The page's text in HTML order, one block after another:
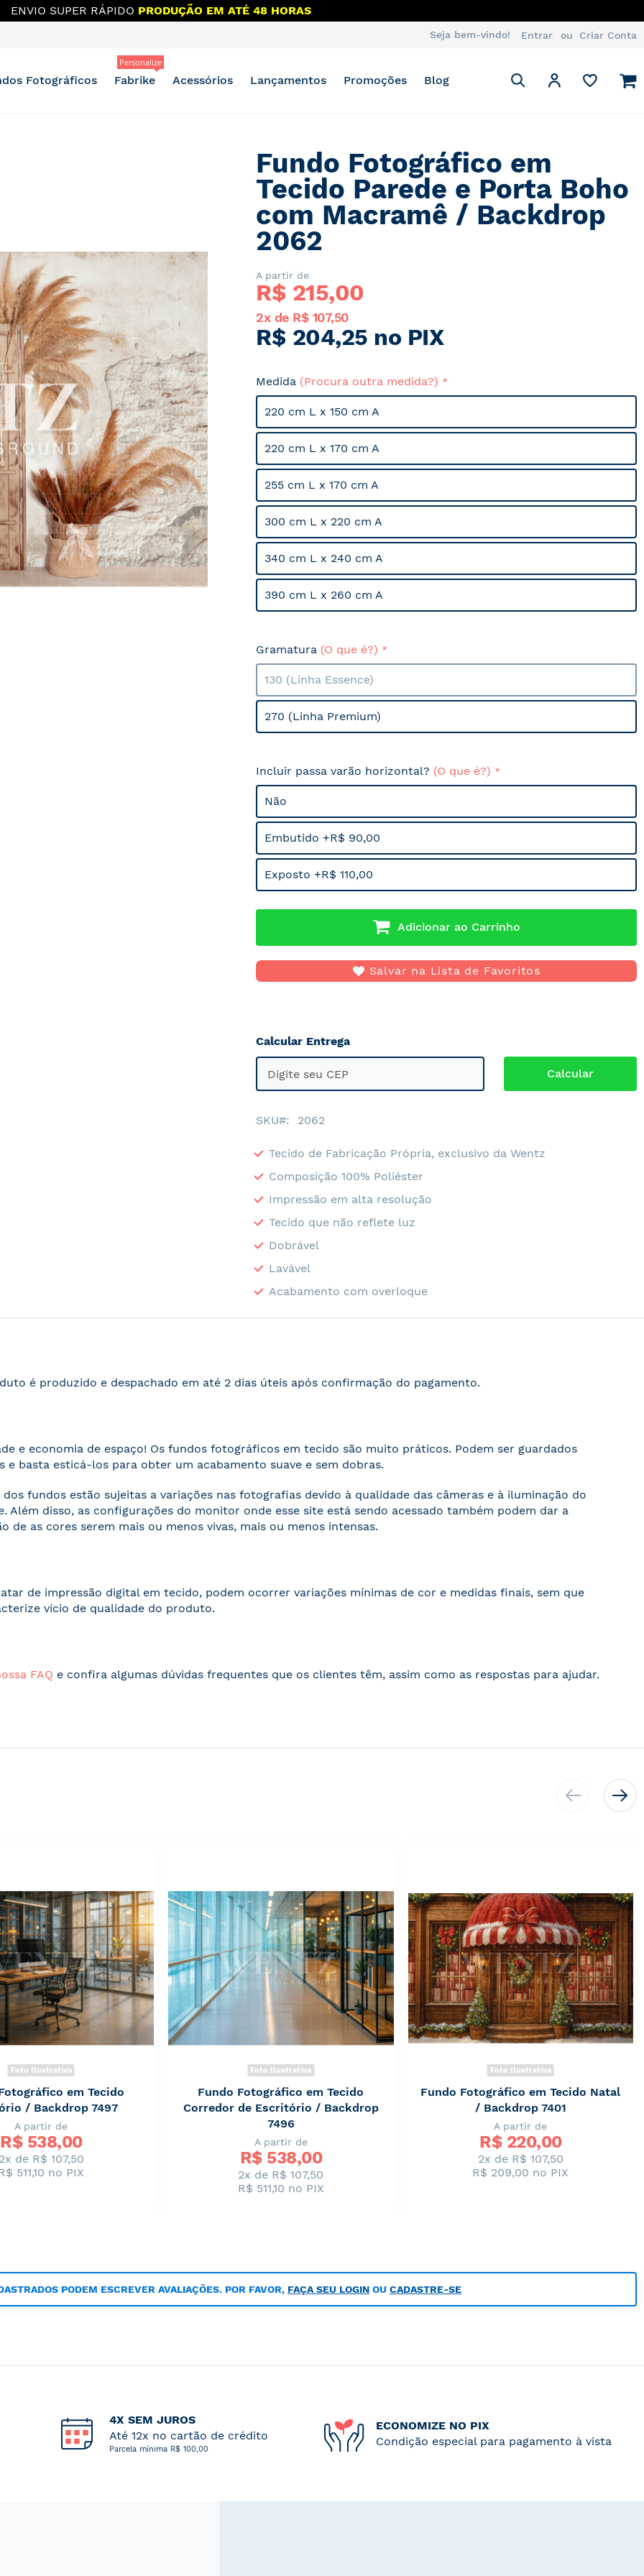
ENVIO SUPER RÁPIDO PRODUÇÃO EM ATÉ 48 HORAS
Seja bem-vindo! Entrar Criar Conta
Fotográficos Fabrike
Personalize
Acessórios Lançamentos Promoções Blog
Pesquisa
Pesquisa
Minha Conta
Fundo Fotográfico em
Tecido Parede e Porta Boho
com Macramê / Backdrop
2062
A partir de
R$ 215,00
2x de R$ 107,50
R$ 204,25 no PIX
Medida (Procura outra medida?)
220 cm L x 150 cm A
220 cm L x 170 cm A
255 cm L x 170 cm A
300 cm L x 220 cm A
340 cm L x 240 cm A
390 cm L x 260 cm A
Gramatura (O que é?)
130 (Linha Essence)
270 (Linha Premium)
Incluir passa varão horizontal? (O que é?)
Não
Embutido +R$ 90,00
Exposto +R$ 110,00
Adicionar ao Carrinho
Salvar na Lista de Favoritos
Calcular Entrega
SKU 2062
Tecido de Fabricação Própria, exclusivo da Wentz
Composição 100% Poliéster
Impressão em alta resolução
Tecido que não reflete luz
Dobrável
Lavável
Acabamento com overloque
é produzido e despachado em até 2 dias úteis após confirmação do pagamento.
e economia de espaço! Os fundos fotográficos em tecido são muito práticos. Podem ser guardados
e basta esticá-los para obter um acabamento suave e sem dobras.
dos fundos estão sujeitas a variações nas fotografias devido à qualidade das câmeras e à iluminação do
Além disso, as configurações do monitor onde esse site está sendo acessado também podem dar a
de as cores serem mais ou menos vivas, mais ou menos intensas.
de impressão digital em tecido, podem ocorrer variações mínimas de cor e medidas finais, sem que
vício de qualidade do produto.
FAQ e confira algumas dúvidas frequentes que os clientes têm, assim como as respostas para ajudar.
Foto Ilustrativa
em Tecido
/ Backdrop 7497
A partir de
R$ 538,00
2x de R$ 107,50
511,10 no PIX
Foto Ilustrativa
Fundo Fotográfico em Tecido
Corredor de Escritório / Backdrop
7496
A partir de
R$ 538,00
2x de R$ 107,50
R$ 511,10 no PIX
Foto Ilustrativa
Fundo Fotográfico em Tecido Natal
/ Backdrop 7401
A partir de
R$ 220,00
2x de R$ 107,50
R$ 209,00 no PIX
PODEM ESCREVER AVALIAÇÕES. POR FAVOR, FAÇA SEU LOGIN OU CADASTRE-SE
4X SEM JUROS
Até 12x no cartão de crédito
Parcela mínima R$ 100,00
ECONOMIZE NO PIX
Condição especial para pagamento à vista